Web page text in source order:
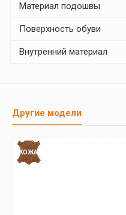
Материал подошвы
Поверхность обуви
Внутренний материал
Другие модели
КОЖА